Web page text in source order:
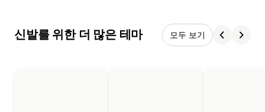
신발를 위한 더 많은 테마 모두 보기